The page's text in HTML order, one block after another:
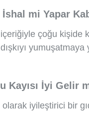
İshal mi Yapar
çoğu kişide
yumuşatmaya
Kayısı İyi Gelir
iyileştirici bir